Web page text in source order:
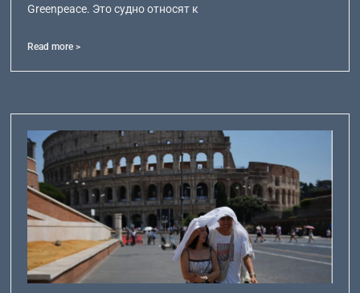
Greenpeace. Это судно относят к
Read more >